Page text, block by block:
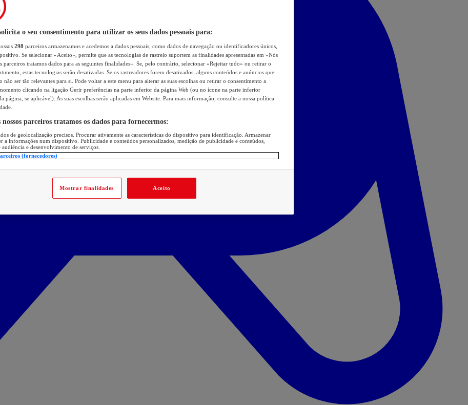
o seu consentimento para utilizar os seus dados pessoais para:
298 parceiros armazenamos e acedemos a dados pessoais, como dados de navegação ou identificadores únicos,
Se selecionar «Aceito», permite que as tecnologias de rastreio suportem as finalidades apresentadas em «Nós
parceiros tratamos dados para as seguintes finalidades». Se, pelo contrário, selecionar «Rejeitar tudo» ou retirar o
estas tecnologias serão desativadas. Se os rastreadores forem desativados, alguns conteúdos e anúncios que
não ser tão relevantes para si. Pode voltar a este menu para alterar as suas escolhas ou retirar o consentimento a
clicando na ligação Gerir preferências na parte inferior da página Web (ou no ícone na parte inferior
página, se aplicável). As suas escolhas serão aplicadas em Website. Para mais informação, consulte a nossa política
nossos parceiros tratamos os dados para fornecermos:
de geolocalização precisos. Procurar ativamente as características do dispositivo para identificação. Armazenar
a informações num dispositivo. Publicidade e conteúdos personalizados, medição de publicidade e conteúdos,
audiência e desenvolvimento de serviços.
(fornecedores)
Mostrar finalidades Aceito